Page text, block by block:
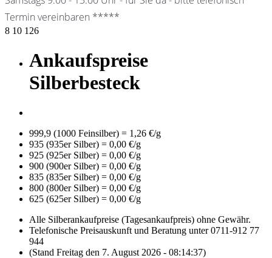
Termin vereinbaren *****
8 10 126
Ankaufspreise
Silberbesteck
999,9 (1000 Feinsilber) = 1,26 €/g
935 (935er Silber) = 0,00 €/g
925 (925er Silber) = 0,00 €/g
900 (900er Silber) = 0,00 €/g
835 (835er Silber) = 0,00 €/g
800 (800er Silber) = 0,00 €/g
625 (625er Silber) = 0,00 €/g
Alle Silberankaufpreise (Tagesankaufpreis) ohne Gewähr.
Telefonische Preisauskunft und Beratung unter 0711-912 77
944
(Stand Freitag den 7. August 2026 - 08:14:37)